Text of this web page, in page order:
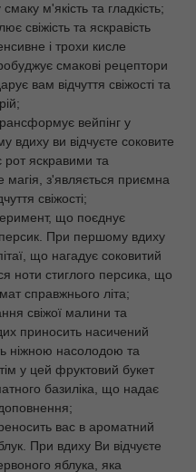
м'якість та гладкість;
свіжість та яскравість
і трохи кисле
смакові рецептори
вам відчуття свіжості та
вейпінг у
ви відчуєте соковите
яскравими та
з'являється приємна
свіжості;
що поєднує
При першому вдиху
що нагадує соковитий
ноти стиглого персика, що
справжнього літа;
свіжої малини та
приносить насичений
ніжною насолодою та
у цей фруктовий букет
базиліка, що надає
вас в ароматний
При вдиху Ви відчуєте
яблука, яка